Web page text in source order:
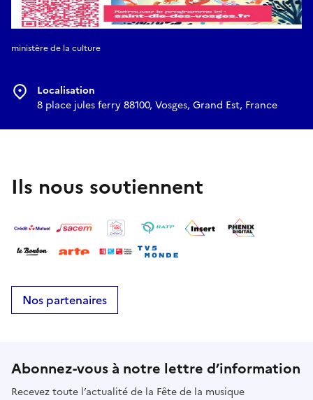
ministère de la culture
Localisation
8 place jules ferry 88100, Vosges, Grand Est, France
Ils nous soutiennent
Nos partenaires
Abonnez-vous à notre lettre d’information
Recevez toute l’actualité de la Fête de la musique